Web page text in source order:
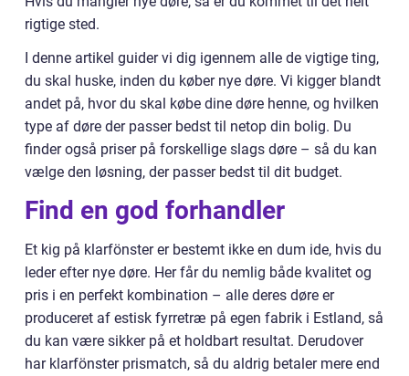
rigtige sted.
I denne artikel guider vi dig igennem alle de vigtige ting,
du skal huske, inden du køber nye døre. Vi kigger blandt
andet på, hvor du skal købe dine døre henne, og hvilken
type af døre der passer bedst til netop din bolig. Du
finder også priser på forskellige slags døre – så du kan
vælge den løsning, der passer bedst til dit budget.
Find en god forhandler
Et kig på klarfönster er bestemt ikke en dum ide, hvis du
leder efter nye døre. Her får du nemlig både kvalitet og
pris i en perfekt kombination – alle deres døre er
produceret af estisk fyrretræ på egen fabrik i Estland, så
du kan være sikker på et holdbart resultat. Derudover
har klarfönster prismatch, så du aldrig betaler mere end